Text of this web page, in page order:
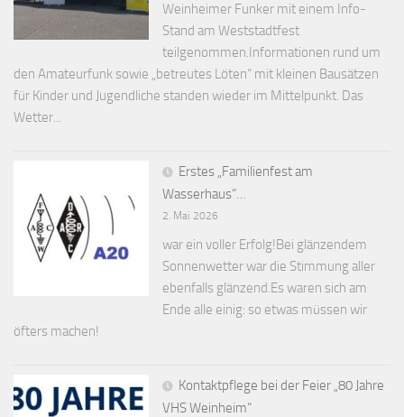
Weinheimer Funker mit einem Info-
Stand am Weststadtfest
teilgenommen.Informationen rund um
den Amateurfunk sowie „betreutes Löten“ mit kleinen Bausätzen
für Kinder und Jugendliche standen wieder im Mittelpunkt. Das
Wetter...
Erstes „Familienfest am
Wasserhaus“…
2. Mai 2026
war ein voller Erfolg!Bei glänzendem
Sonnenwetter war die Stimmung aller
ebenfalls glänzend.Es waren sich am
Ende alle einig: so etwas müssen wir
öfters machen!
Kontaktpflege bei der Feier „80 Jahre
VHS Weinheim“